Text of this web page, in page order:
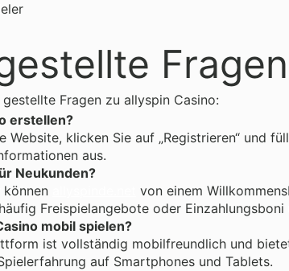
Fragen
Fragen zu allyspin Casino:
erstellen?
Website, klicken Sie auf „Registrieren“ und
aus.
Neukunden?
können
von einem
Freispielangebote oder Einzahlungsboni
mobil spielen?
ist vollständig mobilfreundlich und
auf Smartphones und Tablets.